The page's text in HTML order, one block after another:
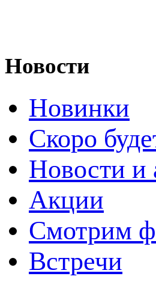
Новости
Новинки
Скоро
Новости и
Акции
Смотрим
Встречи